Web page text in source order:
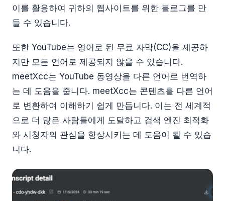
이를 활용하여 귀하의 웹사이트를 위한 블로그를 만
들 수 있습니다.
또한 YouTube는 영어로 된 무료 자막(CC)을 제공하
지만 모든 언어로 제공되지 않을 수 있습니다.
meetXcc는 YouTube 동영상을 다른 언어로 번역하
는 데 도움을 줍니다. meetXcc는 콘텐츠를 다른 언어
로 변환하여 이해하기 쉽게 만듭니다. 이는 전 세계적
으로 더 많은 사람들에게 도달하고 검색 엔진 최적화
와 시청자의 관심을 향상시키는 데 도움이 될 수 있습
니다.